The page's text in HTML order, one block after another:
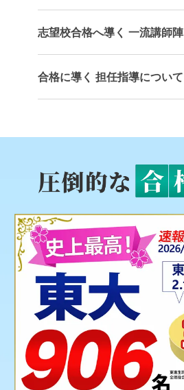
志望校合格へ導く 一流講師陣
合格に導く 担任指導について